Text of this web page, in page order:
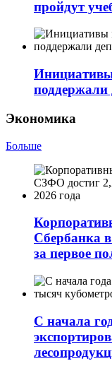
пройдут
Инициативы
поддержали
Экономика
Больше
Сбербанка
за первое
С начала